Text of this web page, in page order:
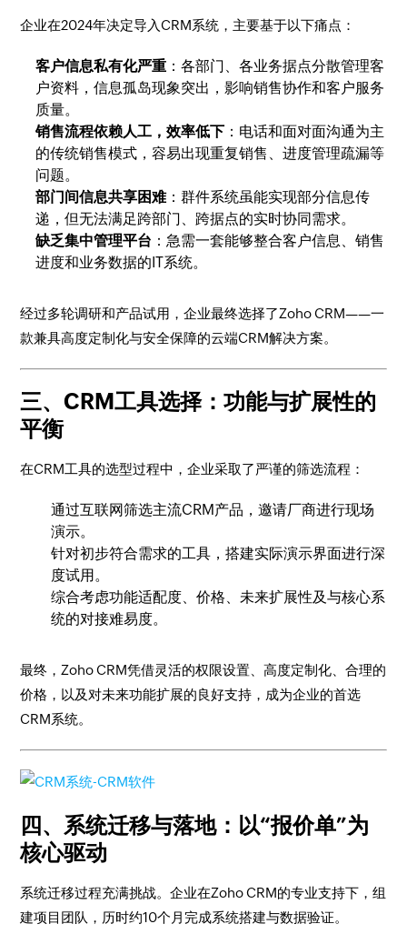
企业在2024年决定导入CRM系统，主要基于以下痛点：
客户信息私有化严重 ：各部门、各业务据点分散管理客
户资料，信息孤岛现象突出，影响销售协作和客户服务
质量。
销售流程依赖人工，效率低下 ：电话和面对面沟通为主
的传统销售模式，容易出现重复销售、进度管理疏漏等
问题。
部门间信息共享困难：群件系统虽能实现部分信息传
递，但无法满足跨部门、跨据点的实时协同需求。
缺乏集中管理平台 ：急需一套能够整合客户信息、销售
进度和业务数据的IT系统。
经过多轮调研和产品试用，企业最终选择了Zoho CRM——一
款兼具高度定制化与安全保障的云端CRM解决方案。
三、CRM工具选择：功能与扩展性的
平衡
在CRM工具的选型过程中，企业采取了严谨的筛选流程：
通过互联网筛选主流CRM产品，邀请厂商进行现场
演示。
针对初步符合需求的工具，搭建实际演示界面进行深
度试用。
综合考虑功能适配度、价格、未来扩展性及与核心系
统的对接难易度。
最终，Zoho CRM凭借灵活的权限设置、高度定制化、合理的
价格，以及对未来功能扩展的良好支持，成为企业的首选
CRM系统。
四、系统迁移与落地：以“报价单”为
核心驱动
系统迁移过程充满挑战。企业在Zoho CRM的专业支持下，组
建项目团队，历时约10个月完成系统搭建与数据验证。